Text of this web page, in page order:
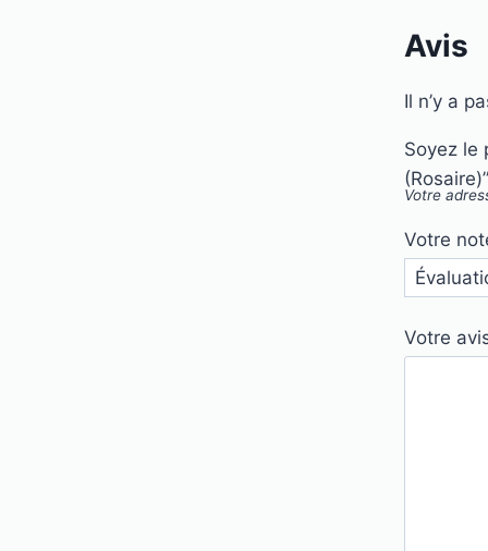
Avis
Il n’y a
Soyez le
(Rosaire)”
Votre
Votre
Votre